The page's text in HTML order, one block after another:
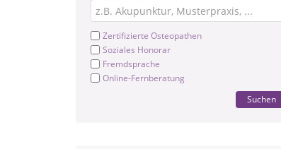
Zertifizierte Osteopathen
Soziales Honorar
Fremdsprache
Online-Fernberatung
Suchen